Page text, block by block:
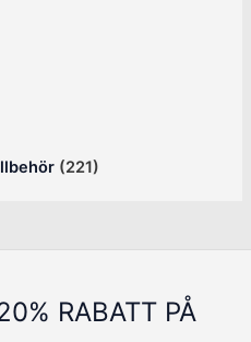
(221)
RABATT PÅ